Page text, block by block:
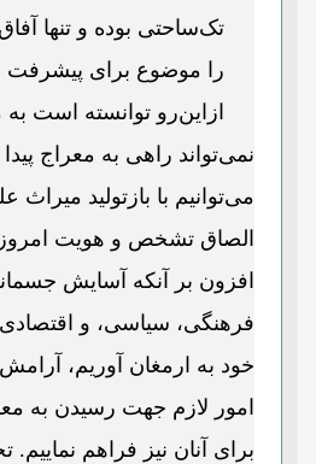
تک‌ساحتی بوده و تنها
را موضوع برای پیشرفت
ازاین‌رو توانسته است به
نمی‌تواند راهی به معراج پیدا
می‌توانیم با بازتولید
الصاق تشخص و هویت
افزون بر آنکه آسایش
فرهنگی، سیاسی، و
خود به ارمغان آوریم،
امور لازم جهت رسیدن به
برای آنان نیز فراهم نماییم.